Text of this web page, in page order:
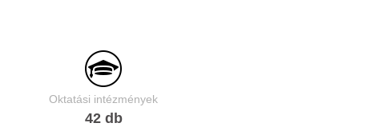
Oktatási intézmények
42 db